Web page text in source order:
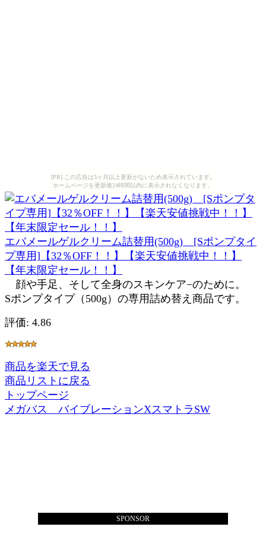
[PR] この広告は3ヶ月以上更新がないため表示されています。
ホームページを更新後24時間以内に表示されなくなります。
エバメールゲルクリーム詰替用(500g) [Sポンプタイ
プ専用]【32％OFF！！】【楽天安値挑戦中！！】
【年末限定セール！！】
顔や手足、そして全身のスキンケア−のために。
Sポンプタイプ（500g）の専用詰め替え商品です。
評価: 4.86
商品を楽天で見る
商品リストに戻る
トップページ
メガバス バイブレーションXスマトラSW
SPONSOR